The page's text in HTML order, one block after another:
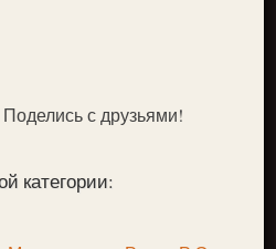
Поделись с друзьями!
категории: